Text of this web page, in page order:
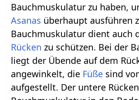
Bauchmuskulatur zu haben,
Asanas überhaupt ausführen
Bauchmuskulatur dient auch
Rücken zu schützen. Bei der
liegt der Übende auf dem
angewinkelt, die Füße sind
aufgestellt. Der untere